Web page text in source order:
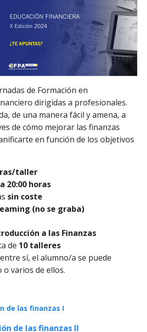
de Formación en
dirigidas a profesionales.
de una manera fácil y amena, a
de cómo mejorar las finanzas
en función de los objetivos
taller
20:00 horas
sin coste
(no se graba)
a las Finanzas
de 10 talleres
entre sí, el alumno/a se puede
varios de ellos.
de las finanzas I
de las finanzas II